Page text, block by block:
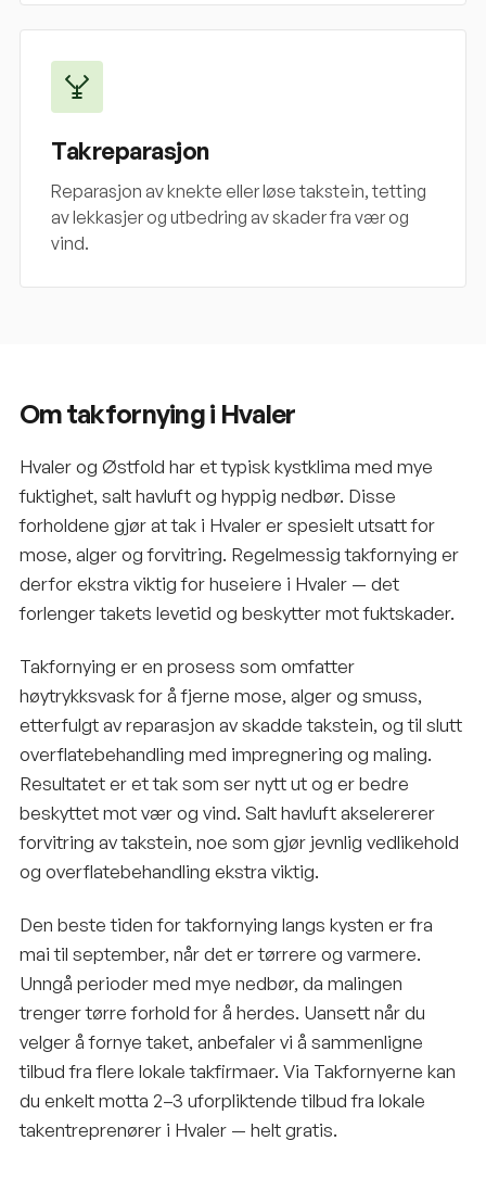
Takreparasjon
Reparasjon av knekte eller løse takstein, tetting
av lekkasjer og utbedring av skader fra vær og
vind.
Om takfornying i Hvaler
Hvaler og Østfold har et typisk kystklima med mye
fuktighet, salt havluft og hyppig nedbør. Disse
forholdene gjør at tak i Hvaler er spesielt utsatt for
mose, alger og forvitring. Regelmessig takfornying er
derfor ekstra viktig for huseiere i Hvaler — det
forlenger takets levetid og beskytter mot fuktskader.
Takfornying er en prosess som omfatter
høytrykksvask for å fjerne mose, alger og smuss,
etterfulgt av reparasjon av skadde takstein, og til slutt
overflatebehandling med impregnering og maling.
Resultatet er et tak som ser nytt ut og er bedre
beskyttet mot vær og vind. Salt havluft akselererer
forvitring av takstein, noe som gjør jevnlig vedlikehold
og overflatebehandling ekstra viktig.
Den beste tiden for takfornying langs kysten er fra
mai til september, når det er tørrere og varmere.
Unngå perioder med mye nedbør, da malingen
trenger tørre forhold for å herdes. Uansett når du
velger å fornye taket, anbefaler vi å sammenligne
tilbud fra flere lokale takfirmaer. Via Takfornyerne kan
du enkelt motta 2–3 uforpliktende tilbud fra lokale
takentreprenører i Hvaler — helt gratis.